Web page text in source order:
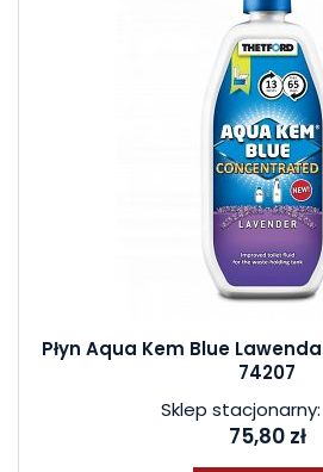
Płyn Aqua Kem Blue
74207
Sklep
75,80 zł